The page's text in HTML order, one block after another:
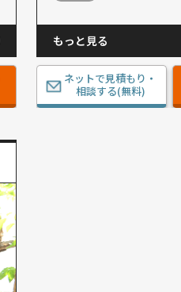
もっと見る
ネットで見積もり・
相談する(無料)